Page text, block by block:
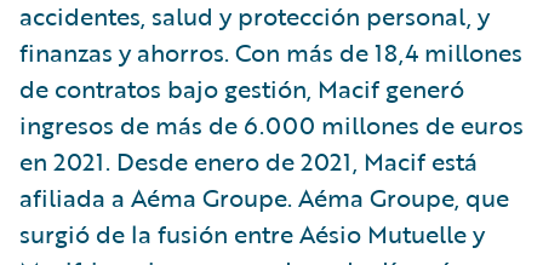
accidentes, salud y protección personal, y
finanzas y ahorros. Con más de 18,4 millones
de contratos bajo gestión, Macif generó
ingresos de más de 6.000 millones de euros
en 2021. Desde enero de 2021, Macif está
afiliada a Aéma Groupe. Aéma Groupe, que
surgió de la fusión entre Aésio Mutuelle y